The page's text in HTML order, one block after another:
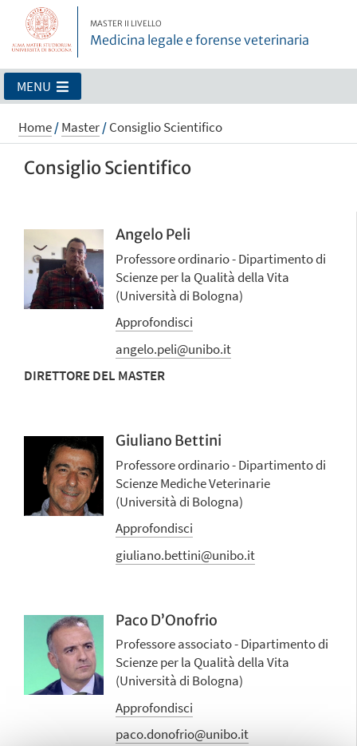
MASTER II LIVELLO
Medicina legale e forense veterinaria
MENU
Home/Master/Consiglio Scientifico
Consiglio Scientifico
Angelo Peli
Professore ordinario - Dipartimento di
Scienze per la Qualità della Vita
(Università di Bologna)
Approfondisci
angelo.peli@unibo.it
DIRETTORE DEL MASTER
Giuliano Bettini
Professore ordinario - Dipartimento di
Scienze Mediche Veterinarie
(Università di Bologna)
Approfondisci
giuliano.bettini@unibo.it
Paco D’Onofrio
Professore associato - Dipartimento di
Scienze per la Qualità della Vita
(Università di Bologna)
Approfondisci
paco.donofrio@unibo.it